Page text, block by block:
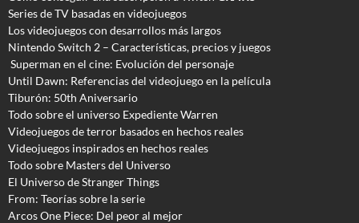
Series de TV basadas en videojuegos
Los videojuegos con desarrollos más largos
Nintendo Switch 2 – Características, precios y juegos
Superman en el cine: Evolución del personaje
Until Dawn: Referencias del videojuego en la película
Tiburón: 50th Aniversario
Todo sobre el universo Expediente Warren
Videojuegos de terror basados en hechos reales
Videojuegos inspirados en hechos reales
Todo sobre Masters del Universo
El Universo de Stranger Things
From: Teorías sobre la serie
Arcos One Piece: Del peor al mejor